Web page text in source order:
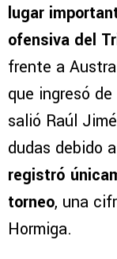
lugar
ofensiva del
frente a
que ingresó
salió Raúl
dudas debido
registró
torneo, una
Hormiga.